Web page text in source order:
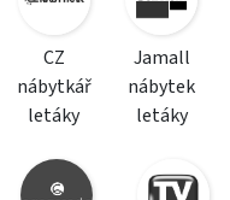
CZ
nábytkář
letáky
Jamall
nábytek
letáky